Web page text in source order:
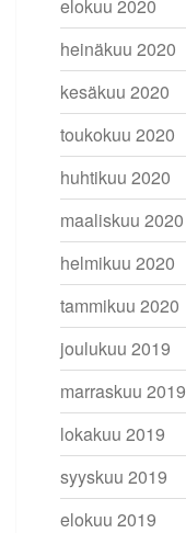
elokuu 2020
heinäkuu 2020
kesäkuu 2020
toukokuu 2020
huhtikuu 2020
maaliskuu 2020
helmikuu 2020
tammikuu 2020
joulukuu 2019
marraskuu 2019
lokakuu 2019
syyskuu 2019
elokuu 2019